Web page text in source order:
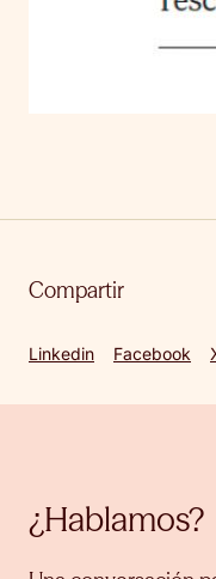
Compartir
Linkedin Facebook
¿Hablamos?